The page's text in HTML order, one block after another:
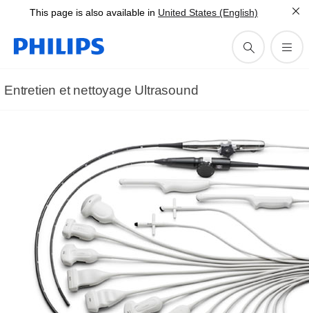
This page is also available in United States (English)
Entretien et nettoyage Ultrasound